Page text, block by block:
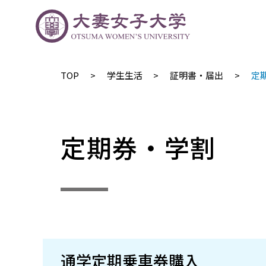
TOP ​学生生活 証明書・届出 定
定期券・学割
通学定期乗車券購入